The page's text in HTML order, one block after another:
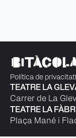
Política de privacitat
TEATRE LA
Carrer de La
TEATRE LA
Plaça Mané i